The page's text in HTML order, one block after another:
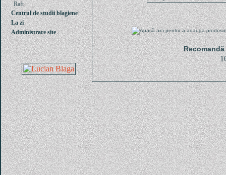
Raft
Centrul de studii blagiene
La zi
Administrare site